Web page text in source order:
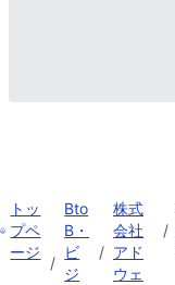
トッ
プペ
ージ
/
Bto
B・
ビ
ジ
/
株式
会社
アド
ウェ
/